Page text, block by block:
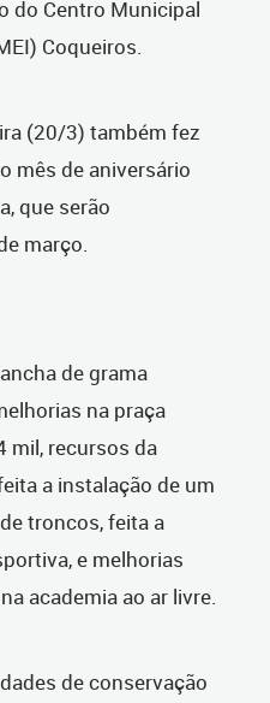
do Centro Municipal
Coqueiros.
(20/3) também fez
mês de aniversário
que serão
março.
de grama
na praça
mil, recursos da
a instalação de um
troncos, feita a
e melhorias
academia ao ar livre.
de conservação